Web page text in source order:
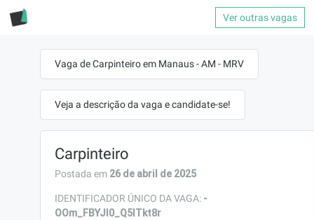
Ver outras vagas
Vaga de Carpinteiro em Manaus - AM - MRV
Veja a descrição da vaga e candidate-se!
Carpinteiro
Postada em 26 de abril de 2025
IDENTIFICADOR ÚNICO DA VAGA: -
OOm_FBYJI0_Q5ITkt8r